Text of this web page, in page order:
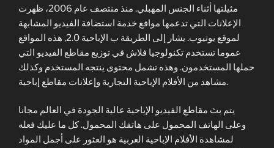
مثيلتها أثناء الجنس المهبلي. منذ منتصف عام 2006، ظهرت
الإعلانات التي تدعمها مواقع خدمة استضافة الفيديو المشابهة
لموقع يوتيوب. يشار إلى الطريقة ب الإباحية 2.0, هذه المواقع
عموما تستخدم تكنولوجيا فلاش في توزيع مقاطع الفيديو التي
حملها المستخدمون. وهذه تشمل محتوى ينتجه المستخدم وكذلك
مشاهد من الأفلام الإباحية التجارية وإعلانات مقاطع إباحية.
يتم بث مقاطع الفيديو الإباحية عالية الجودة في العالم مجانا
وعلى الهاتف المحمول على هاتفك المحمول. كل ما عليك فعله
لمشاهدة الأفلام الإباحية العربية هو العثور على أجمل المواد